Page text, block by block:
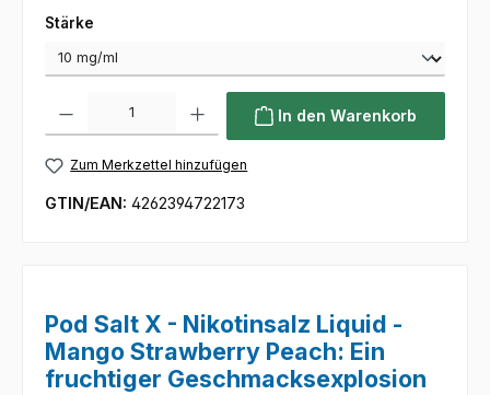
Stärke
In den Warenkorb
Zum Merkzettel hinzufügen
GTIN/EAN: 4262394722173
Pod Salt X - Nikotinsalz Liquid -
Mango Strawberry Peach: Ein
fruchtiger Geschmacksexplosion